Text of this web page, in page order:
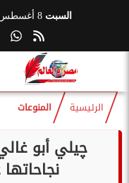
السبت 8 أغسطس 2026
الرئيسية المنوعات
چيلي أبو
نجاحاتها